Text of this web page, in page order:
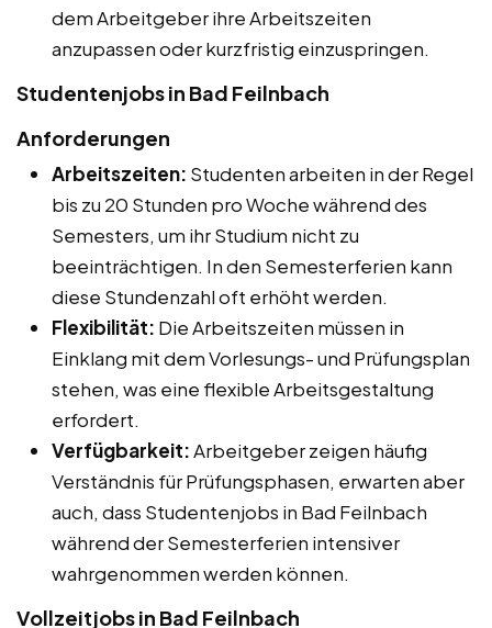
dem Arbeitgeber ihre Arbeitszeiten
anzupassen oder kurzfristig einzuspringen.
Studentenjobs in Bad Feilnbach
Anforderungen
Arbeitszeiten: Studenten arbeiten in der Regel
bis zu 20 Stunden pro Woche während des
Semesters, um ihr Studium nicht zu
beeinträchtigen. In den Semesterferien kann
diese Stundenzahl oft erhöht werden.
Flexibilität: Die Arbeitszeiten müssen in
Einklang mit dem Vorlesungs- und Prüfungsplan
stehen, was eine flexible Arbeitsgestaltung
erfordert.
Verfügbarkeit:Arbeitgeber zeigen häufig
Verständnis für Prüfungsphasen, erwarten aber
auch, dass Studentenjobs in Bad Feilnbach
während der Semesterferien intensiver
wahrgenommen werden können.
Vollzeitjobs in Bad Feilnbach